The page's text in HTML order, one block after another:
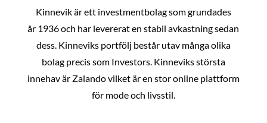
Kinnevik är ett investmentbolag som grundades
år 1936 och har levererat en stabil avkastning sedan
dess. Kinneviks portfölj består utav många olika
bolag precis som Investors. Kinneviks största
innehav är Zalando vilket är en stor online plattform
för mode och livsstil.